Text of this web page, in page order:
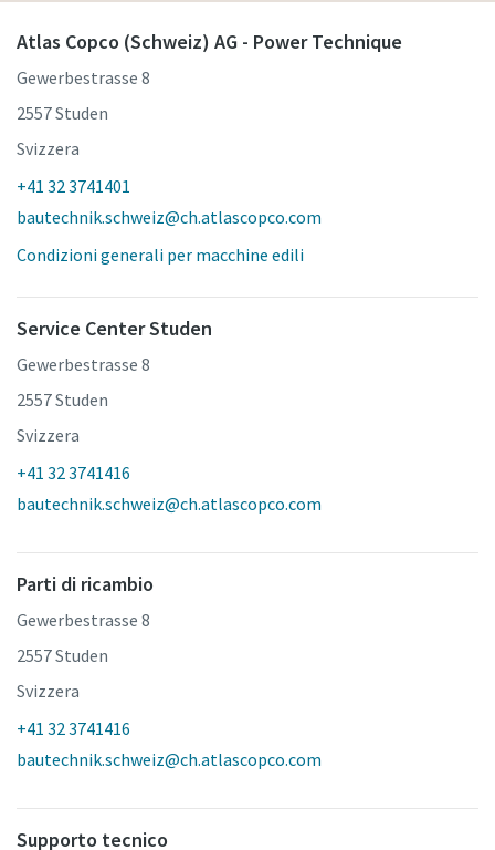
Atlas Copco (Schweiz) AG - Power Technique
Gewerbestrasse 8
2557 Studen
Svizzera
+41 32 3741401
bautechnik.schweiz@ch.atlascopco.com
Condizioni generali per macchine edili
Service Center Studen
Gewerbestrasse 8
2557 Studen
Svizzera
+41 32 3741416
bautechnik.schweiz@ch.atlascopco.com
Parti di ricambio
Gewerbestrasse 8
2557 Studen
Svizzera
+41 32 3741416
bautechnik.schweiz@ch.atlascopco.com
Supporto tecnico